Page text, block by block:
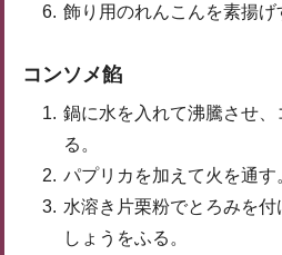
飾り用のれんこんを素揚げ
コンソメ餡
鍋に水を入れて沸騰させ、
る。
パプリカを加えて火を通す
水溶き片栗粉でとろみを
しょうをふる。